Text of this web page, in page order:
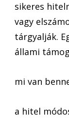
sikeres
vagy
tárgyalják.
állami
mi van
a hitel